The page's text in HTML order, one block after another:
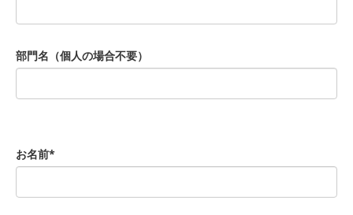
部門名（個人の場合不要）
お名前*